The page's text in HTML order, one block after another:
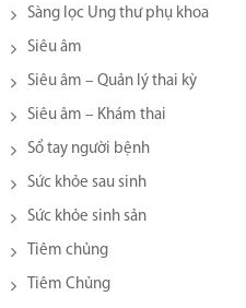
Sàng lọc Ung thư phụ khoa
Siêu âm
Siêu âm – Quản lý thai kỳ
Siêu âm – Khám thai
Sổ tay người bệnh
Sức khỏe sau sinh
Sức khỏe sinh sản
Tiêm chủng
Tiêm Chủng